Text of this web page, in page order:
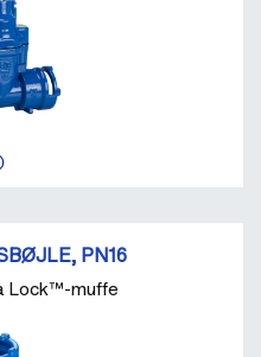
PN16
Lock™-muffe